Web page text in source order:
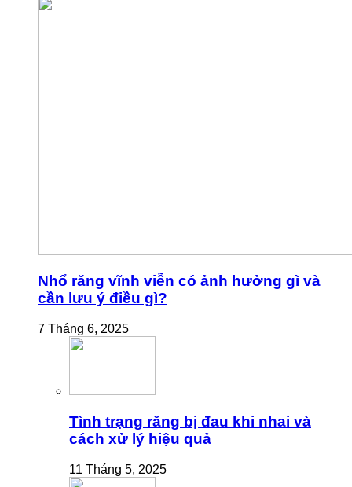
Nhổ răng vĩnh viễn có ảnh hưởng gì và
cần lưu ý điều gì?
7 Tháng 6, 2025
Tình trạng răng bị đau khi nhai và
cách xử lý hiệu quả
11 Tháng 5, 2025